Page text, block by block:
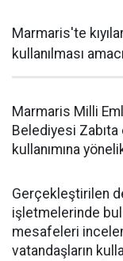
Marmaris'te
kullanılması
Marmaris Milli
Belediyesi Zabıta
kullanımına
Gerçekleştirilen
işletmelerinde
mesafeleri
vatandaşların